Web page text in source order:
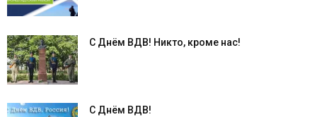
С Днём ВДВ! Никто, кроме нас!
С Днём ВДВ!